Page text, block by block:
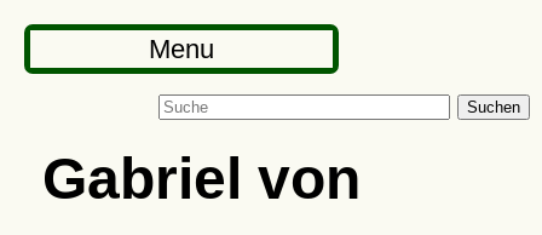
Menu
Suchen
Gabriel von